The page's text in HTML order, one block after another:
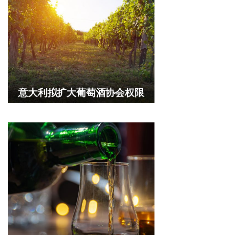
意大利拟扩大葡萄酒协会权限